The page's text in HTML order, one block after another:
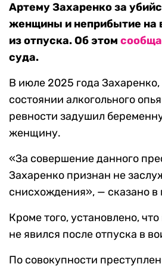
Артему Захаренко за
женщины и неприбытие на
из отпуска. Об этом
суда.
В июле 2025 года Захаренко,
состоянии алкогольного
ревности задушил
женщину.
«За совершение данного
Захаренко признан не
снисхождения», — сказано в
Кроме того, установлено,
не явился после отпуска в
По совокупности